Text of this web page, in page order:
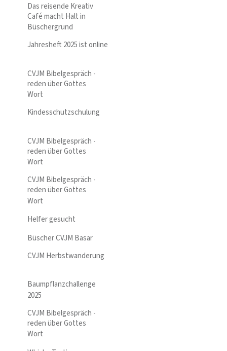
Das reisende Kreativ
Café macht Halt in
Büschergrund
Jahresheft 2025 ist online
CVJM Bibelgespräch -
reden über Gottes
Wort
Kindesschutzschulung
CVJM Bibelgespräch -
reden über Gottes
Wort
CVJM Bibelgespräch -
reden über Gottes
Wort
Helfer gesucht
Büscher CVJM Basar
CVJM Herbstwanderung
Baumpflanzchallenge
2025
CVJM Bibelgespräch -
reden über Gottes
Wort